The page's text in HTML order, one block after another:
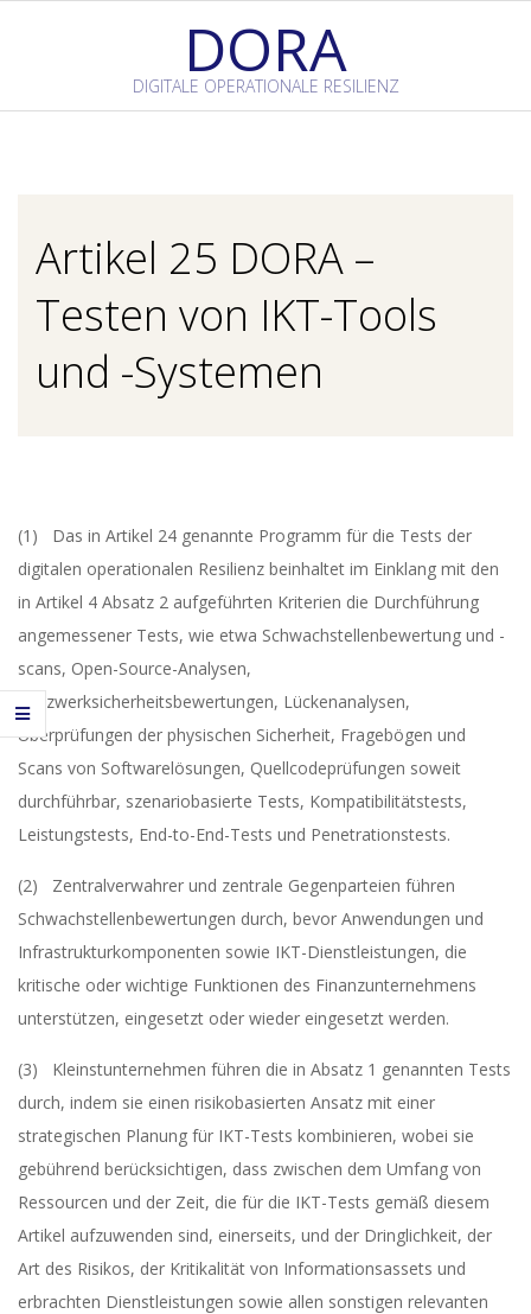
DORA
DIGITALE OPERATIONALE RESILIENZ
Artikel 25 DORA –
Testen von IKT-Tools
und -Systemen
(1) Das in Artikel 24 genannte Programm für die Tests der
digitalen operationalen Resilienz beinhaltet im Einklang mit den
in Artikel 4 Absatz 2 aufgeführten Kriterien die Durchführung
angemessener Tests, wie etwa Schwachstellenbewertung und -
scans, Open-Source-Analysen,
Netzwerksicherheitsbewertungen, Lückenanalysen,
Überprüfungen der physischen Sicherheit, Fragebögen und
Scans von Softwarelösungen, Quellcodeprüfungen soweit
durchführbar, szenariobasierte Tests, Kompatibilitätstests,
Leistungstests, End-to-End-Tests und Penetrationstests.
(2) Zentralverwahrer und zentrale Gegenparteien führen
Schwachstellenbewertungen durch, bevor Anwendungen und
Infrastrukturkomponenten sowie IKT-Dienstleistungen, die
kritische oder wichtige Funktionen des Finanzunternehmens
unterstützen, eingesetzt oder wieder eingesetzt werden.
(3) Kleinstunternehmen führen die in Absatz 1 genannten Tests
durch, indem sie einen risikobasierten Ansatz mit einer
strategischen Planung für IKT-Tests kombinieren, wobei sie
gebührend berücksichtigen, dass zwischen dem Umfang von
Ressourcen und der Zeit, die für die IKT-Tests gemäß diesem
Artikel aufzuwenden sind, einerseits, und der Dringlichkeit, der
Art des Risikos, der Kritikalität von Informationsassets und
erbrachten Dienstleistungen sowie allen sonstigen relevanten